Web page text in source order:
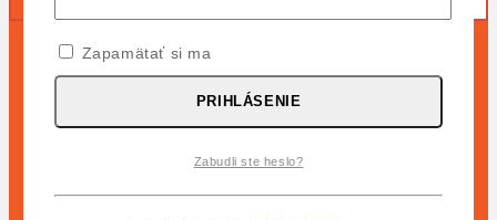
DOMOV
OBCHOD
Zapamätať si ma
PRIHLÁSENIE
Zabudli ste heslo?